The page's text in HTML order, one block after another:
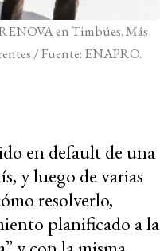
en Timbúes. Más
/ Fuente: ENAPRO.
en default de una
y luego de varias
resolverlo,
planificado a la